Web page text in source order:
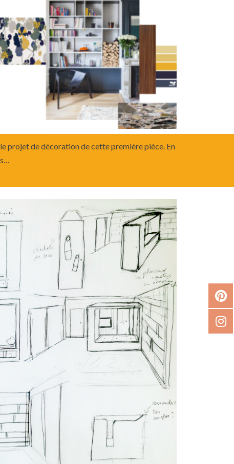
projet de décoration de cette première pièce. En